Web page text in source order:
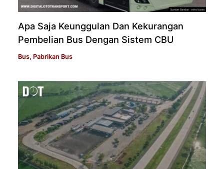
Apa Saja Keunggulan Dan Kekurangan
Pembelian Bus Dengan Sistem CBU
Bus, Pabrikan Bus